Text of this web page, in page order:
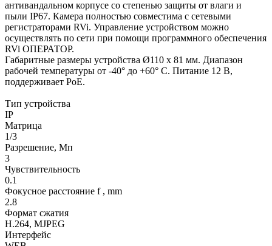
антивандальном корпусе со степенью защиты от влаги и
пыли IP67. Камера полностью совместима с сетевыми
регистраторами RVi. Управление устройством можно
осуществлять по сети при помощи программного обеспечения
RVi ОПЕРАТОР.
Габаритные размеры устройства Ø110 x 81 мм. Диапазон
рабочей температуры от -40° до +60° С. Питание 12 В,
поддерживает PoE.
Тип устройства
IP
Матрица
1/3
Разрешение, Мп
3
Чувствительность
0.1
Фокусное расстояние f , mm
2.8
Формат сжатия
H.264, MJPEG
Интерфейс